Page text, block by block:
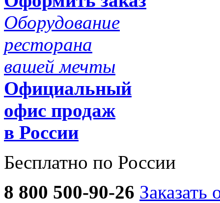
Оборудование
ресторана
вашей мечты
Официальный
офис продаж
в России
Бесплатно по России
8 800 500-90-26 Заказать